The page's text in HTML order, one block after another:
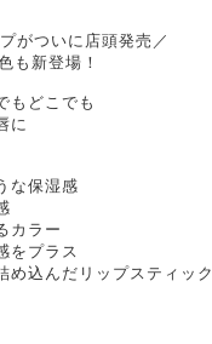
がついに店頭発売／
も新登場！
もどこでも
に
な保湿感
カラー
をプラス
め込んだリップスティック